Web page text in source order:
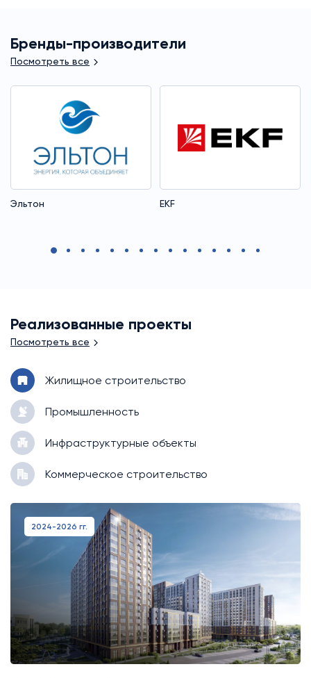
Бренды-производители
Посмотреть все
Эльтон EKF
Реализованные проекты
Посмотреть все
Жилищное строительство
Промышленность
Инфраструктурные объекты
Коммерческое строительство
2024-2026 гг.